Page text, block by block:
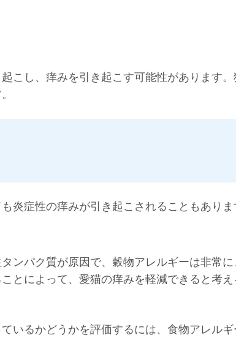
こし、痒みを引き起こす可能性があります
炎症性の痒みが引き起こされることもありま
ンパク質が原因で、穀物アレルギーは非常
とによって、愛猫の痒みを軽減できると考え
いるかどうかを評価するには、食物アレル